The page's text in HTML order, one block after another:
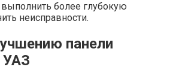
более глубокую
неисправности.
панели
УАЗ